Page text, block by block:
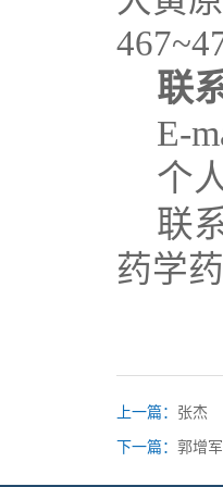
联
E-
个
联
药学
上一篇： 张杰
下一篇： 郭增军